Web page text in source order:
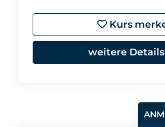
Kurs
weitere Details